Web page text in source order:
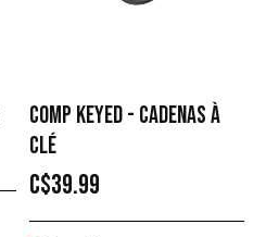
COMP KEYED - CADENAS À
CLÉ
C$39.99